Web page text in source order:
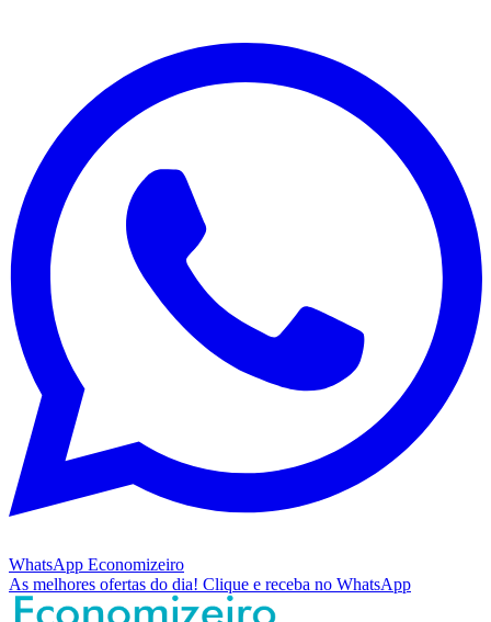
WhatsApp Economizeiro
As melhores ofertas do dia! Clique e receba no WhatsApp